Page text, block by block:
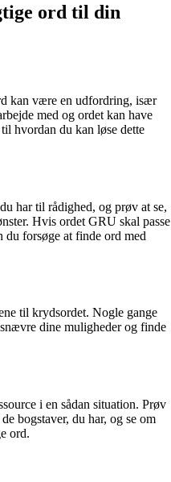
ord til din
kan være en udfordring, især
med og ordet kan have
hvordan du kan løse dette
har til rådighed, og prøv at se,
Hvis ordet GRU skal passe
du forsøge at finde ord med
til krydsordet. Nogle gange
dine muligheder og finde
i en sådan situation. Prøv
bogstaver, du har, og se om
ord.